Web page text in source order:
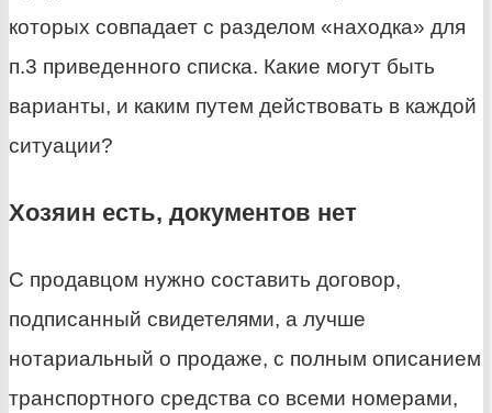
которых совпадает с разделом «находка» для
п.3 приведенного списка. Какие могут быть
варианты, и каким путем действовать в каждой
ситуации?
Хозяин есть, документов нет
С продавцом нужно составить договор,
подписанный свидетелями, а лучше
нотариальный о продаже, с полным описанием
транспортного средства со всеми номерами,